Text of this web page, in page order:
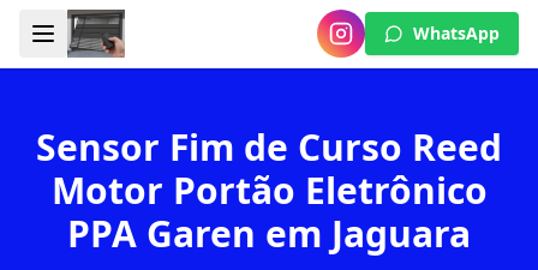
WhatsApp
Sensor Fim de Curso Reed
Motor Portão Eletrônico
PPA Garen em Jaguara